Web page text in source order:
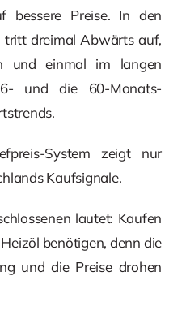
bessere Preise. In den
tritt dreimal Abwärts auf,
und einmal im langen
und die 60-Monats-
System zeigt nur
Kaufsignale.
lautet: Kaufen
benötigen, denn die
und die Preise drohen